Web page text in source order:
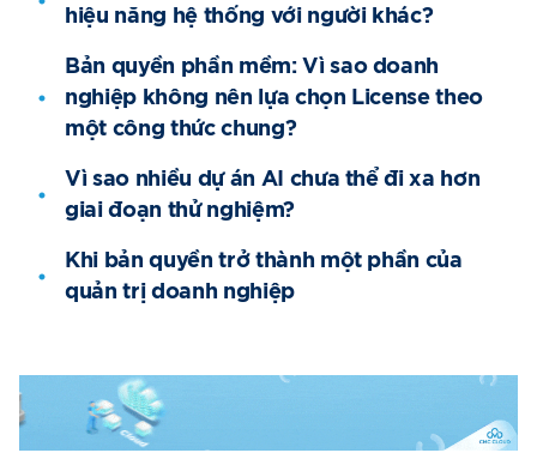
hiệu năng hệ thống với người khác?
Bản quyền phần mềm: Vì sao doanh
nghiệp không nên lựa chọn License theo
một công thức chung?
Vì sao nhiều dự án AI chưa thể đi xa hơn
giai đoạn thử nghiệm?
Khi bản quyền trở thành một phần của
quản trị doanh nghiệp